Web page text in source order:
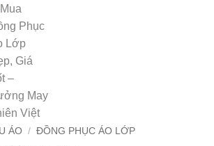
ÁO / ĐỒNG PHỤC ÁO LỚP